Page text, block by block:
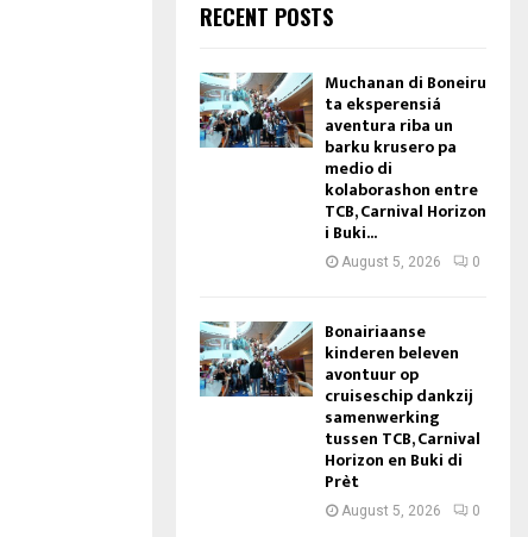
RECENT POSTS
Muchanan di Boneiru
ta eksperensiá
aventura riba un
barku krusero pa
medio di
kolaborashon entre
TCB, Carnival Horizon
i Buki...
August 5, 2026 0
Bonairiaanse
kinderen beleven
avontuur op
cruiseschip dankzij
samenwerking
tussen TCB, Carnival
Horizon en Buki di
Prèt
August 5, 2026 0